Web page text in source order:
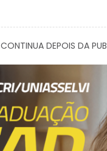
CONTINUA DEPOIS DA